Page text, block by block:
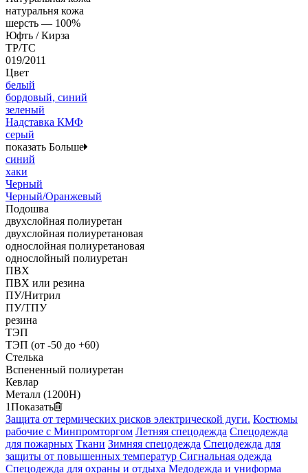
натуральня кожа
шерсть — 100%
Юфть / Кирза
ТР/ТС
019/2011
Цвет
белый
бордовый, синий
зеленый
Надставка КМФ
серый
показать Больше
синий
хаки
Черный
Черный/Оранжевый
Подошва
двухслойная полиуретан
двухслойная полиуретановая
однослойная полиуретановая
однослойный полиуретан
ПВХ
ПВХ или резина
ПУ/Нитрил
ПУ/ТПУ
резина
ТЭП
ТЭП (от -50 до +60)
Стелька
Вспененный полиуретан
Кевлар
Металл (1200Н)
1Показать
Защита от термических рисков электрической дуги. Костюмы
рабочие с Минпромторгом Летняя спецодежда Спецодежда
для пожарных Ткани Зимняя спецодежда Спецодежда для
защиты от повышенных температур Сигнальная одежда
Спецодежда для охраны и отдыха Медодежда и униформа